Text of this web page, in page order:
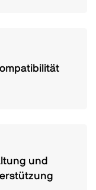
und